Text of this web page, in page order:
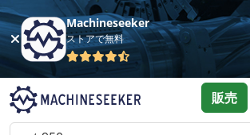
Machineseeker
ストアで無料
販売